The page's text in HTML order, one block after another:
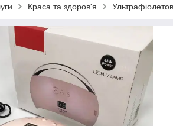
Краса та здоров'я